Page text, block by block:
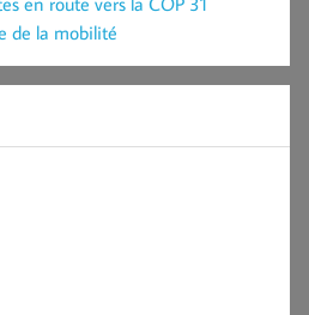
de la mobilité